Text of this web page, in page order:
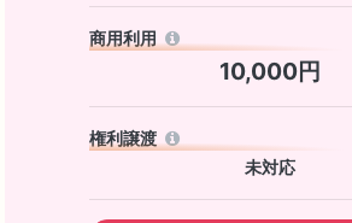
商用利用
10,000円
権利譲渡
未対応